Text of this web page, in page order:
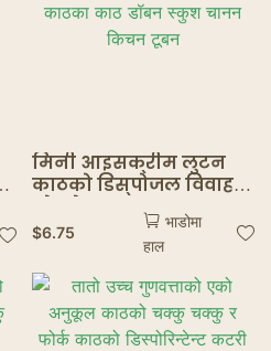
मिनी आइसक्रीम लुटन
काठको डिस्पोजल विवाह
भोजवेयर काठका काठका
काठका काठका काठका
काठका काठ डॉबन स्कुश
चानन किचन टूबन
$6.75
भाडोमा
हाल